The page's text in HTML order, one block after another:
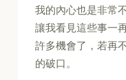
我的內心也是非常
讓我看見這些事一
許多機會了，若再
的破口。